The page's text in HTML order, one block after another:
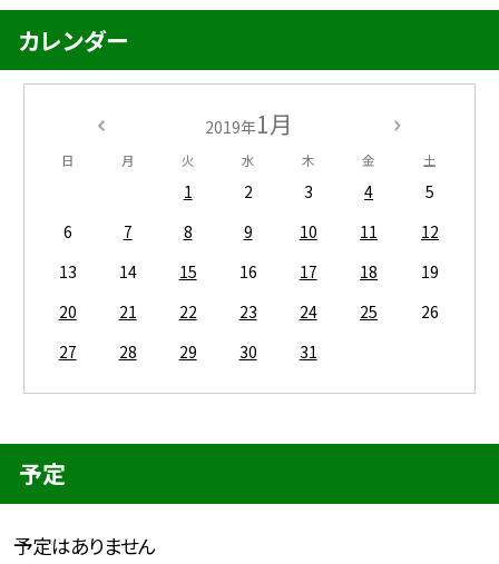
カレンダー
2019年1月
日 月 火 水 木 金 土
1 2 3 4
5
6
7 8 9 10 11
12
13
14 15 16 17 18
19
20
21 22 23 24 25
26
27
28 29 30 31
予定
予定はありません